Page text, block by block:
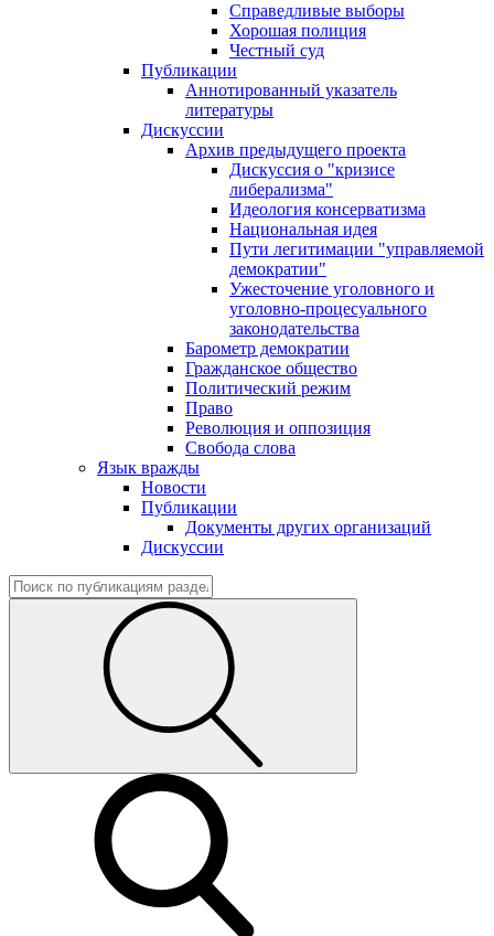
Справедливые выборы
Хорошая полиция
Честный суд
Публикации
Аннотированный указатель
литературы
Дискуссии
Архив предыдущего проекта
Дискуссия о "кризисе
либерализма"
Идеология консерватизма
Национальная идея
Пути легитимации "управляемой
демократии"
Ужесточение уголовного и
уголовно-процесуального
законодательства
Барометр демократии
Гражданское общество
Политический режим
Право
Революция и оппозиция
Свобода слова
Язык вражды
Новости
Публикации
Документы других организаций
Дискуссии